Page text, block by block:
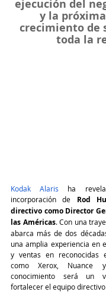
ejecución del
y la
crecimiento de
toda la
Kodak Alaris ha
incorporación de Rod
directivo como Director
las Américas. Con una
abarca más de dos
una amplia experiencia en
y ventas en reconocidas
como Xerox, Nuance
conocimiento será un
fortalecer el equipo